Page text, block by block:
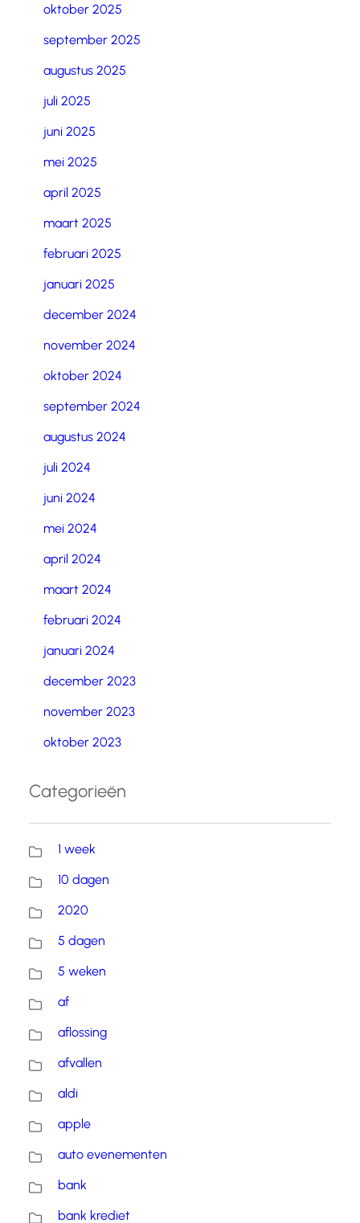
oktober 2025
september 2025
augustus 2025
juli 2025
juni 2025
mei 2025
april 2025
maart 2025
februari 2025
januari 2025
december 2024
november 2024
oktober 2024
september 2024
augustus 2024
juli 2024
juni 2024
mei 2024
april 2024
maart 2024
februari 2024
januari 2024
december 2023
november 2023
oktober 2023
Categorieën
1 week
10 dagen
2020
5 dagen
5 weken
af
aflossing
afvallen
aldi
apple
auto evenementen
bank
bank krediet